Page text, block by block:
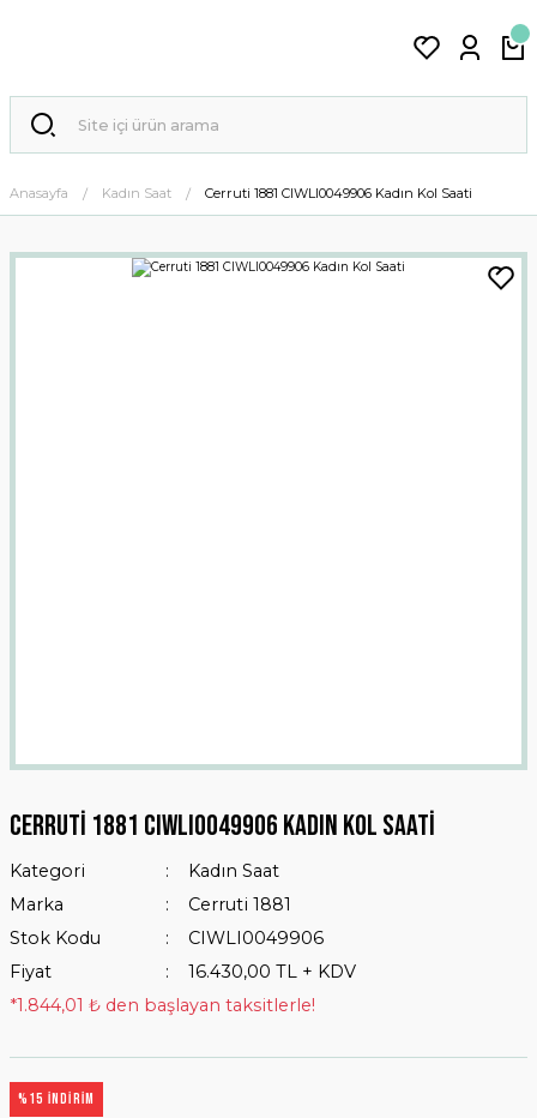
Anasayfa Kadın Saat Cerruti 1881 CIWLI0049906 Kadın Kol Saati
Cerruti 1881 CIWLI0049906 Kadın Kol Saati
Kategori
Kadın Saat
Marka
Cerruti 1881
Stok Kodu
CIWLI0049906
Fiyat
16.430,00 TL + KDV
*1.844,01 ₺ den başlayan taksitlerle!
%15 İNDİRİM